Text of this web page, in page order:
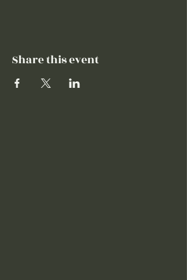
Share this event